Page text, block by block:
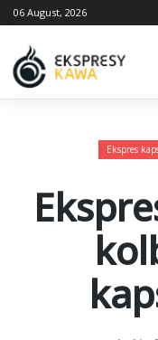
Skip
to
06 August, 2026
Ekspres